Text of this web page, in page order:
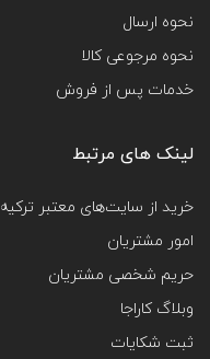
نحوه ارسال
نحوه مرجوعی کالا
خدمات پس از فروش
لینک های مرتبط
خرید از سایت‌های معتبر ترکیه
امور مشتریان
حریم شخصی مشتریان
وبلاگ کاراجا
ثبت شکایات